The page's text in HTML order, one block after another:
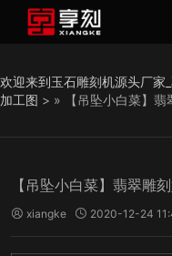
欢迎来到玉石雕刻机源头厂家
加工图 > » 【吊坠小白菜】翡
【吊坠小白菜】翡翠雕
 xiangke  2020-12-24